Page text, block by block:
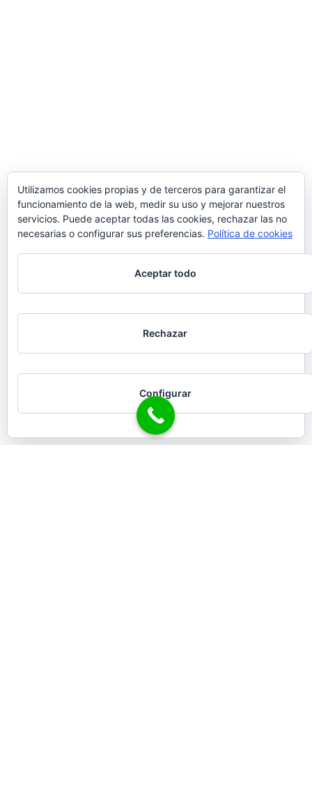
Utilizamos cookies propias y de terceros para garantizar el
funcionamiento de la web, medir su uso y mejorar nuestros
servicios. Puede aceptar todas las cookies, rechazar las no
necesarias o configurar sus preferencias. Política de cookies
Aceptar todo
Rechazar
Configurar